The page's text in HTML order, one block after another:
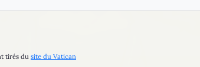
tirés du site du Vatican